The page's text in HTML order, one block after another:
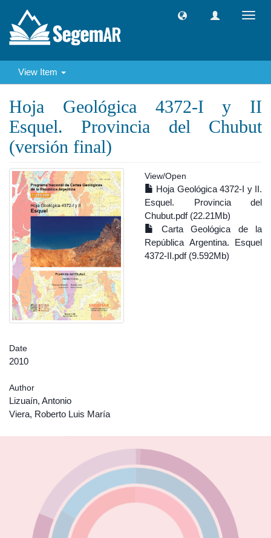
View Item
Hoja Geológica 4372-I y II
Esquel. Provincia del Chubut
(versión final)
View/Open
Hoja Geológica 4372-I y II.
Esquel. Provincia del
Chubut.pdf (22.21Mb)
Carta Geológica de la
República Argentina. Esquel
4372-II.pdf (9.592Mb)
Date
2010
Author
Lizuaín, Antonio
Viera, Roberto Luis María